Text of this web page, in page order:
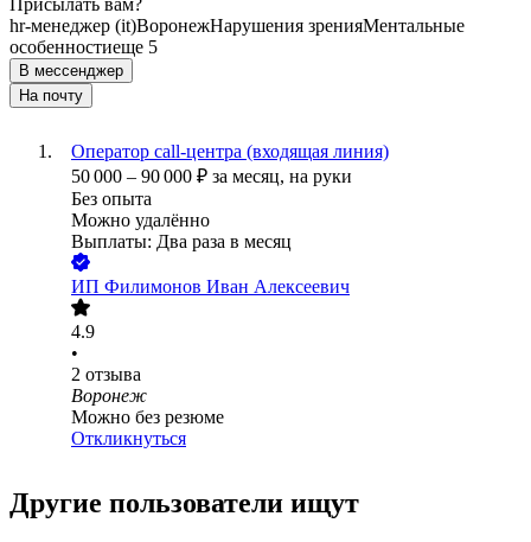
Присылать вам?
hr-менеджер (it)ВоронежНарушения зренияМентальные
особенностиеще 5
В мессенджер
На почту
Оператор call-центра (входящая линия)
50 000 – 90 000 ₽ за месяц, на руки
Без опыта
Можно удалённо
Выплаты: Два раза в месяц
ИП Филимонов Иван Алексеевич
4.9
•
2 отзыва
Воронеж
Можно без резюме
Откликнуться
Другие пользователи ищут